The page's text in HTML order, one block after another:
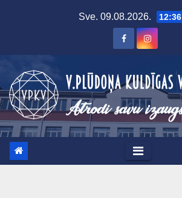
Sve. 09.08.2026. 12:36